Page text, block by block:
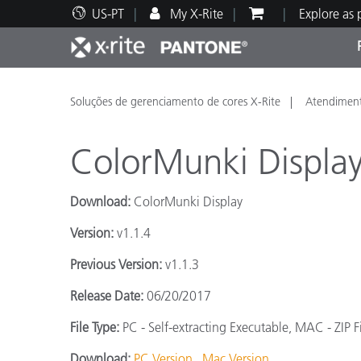
US-PT My X-Rite Explore as
Principais produtos
Impressão e Embalagem
Automotiva
Suporte Técnico
Recursos Educacionais
Soluções de gerenciamento de cores X-Rite
ColorMunki
Download: ColorMunki Display
Version: v1.1.4
Previous Version: v1.1.3
Release Date: 06/20/2017
File Type: PC - Self-extracting Executable, MAC - ZIP